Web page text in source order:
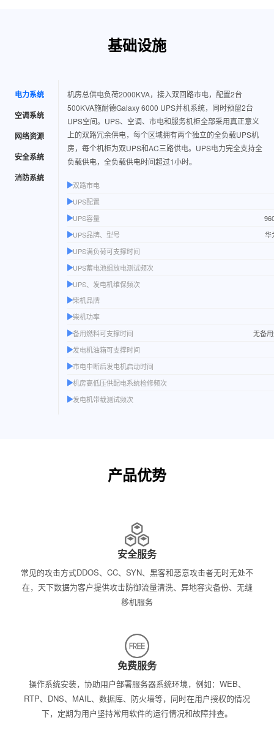
基础设施
电力系统
空调系统
网络资源
安全系统
消防系统
机房总供电负荷2000KVA，接入双回路市电，配置2台
500KVA施耐德Galaxy 6000 UPS并机系统，同时预留2台
UPS空间。UPS、空调、市电和服务机柜全部采用真正意义
上的双路冗余供电，每个区域拥有两个独立的全负载UPS机
房，每个机柜为双UPS和AC三路供电。UPS电力完全支持全
负载供电，全负载供电时间超过1小时。
双路市电
UPS配置
UPS容量
UPS品牌、型号
华
UPS满负荷可支撑时间
UPS蓄电池组放电测试频次
UPS、发电机维保频次
柴机品牌
柴机功率
备用燃料可支撑时间
无备
发电机油箱可支撑时间
市电中断后发电机启动时间
机房高低压供配电系统检修频次
发电机带载测试频次
产品优势
安全服务
常见的攻击方式DDOS、CC、SYN、黑客和恶意攻击者无时无处不
在，天下数据为客户提供攻击防御流量清洗、异地容灾备份、无缝
移机服务
免费服务
操作系统安装，协助用户部署服务器系统环境，例如：WEB、
RTP、DNS、MAIL、数据库、防火墙等，同时在用户授权的情况
下，定期为用户坚持常用软件的运行情况和故障排查。